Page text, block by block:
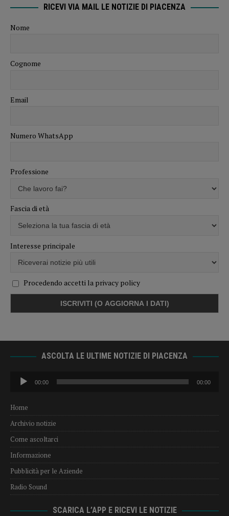
RICEVI VIA MAIL LE NOTIZIE DI PIACENZA
Nome
Cognome
Email
Numero WhatsApp
Professione
Fascia di età
Interesse principale
Procedendo accetti la privacy policy
ASCOLTA LE ULTIME NOTIZIE DI PIACENZA
Audio
Player
00:00 00:00
Home
Archivio notizie
Come ascoltarci
Informazione
Pubblicità per le Aziende
Radio Sound
SCARICA L’APP E RICEVI LE NOTIZIE